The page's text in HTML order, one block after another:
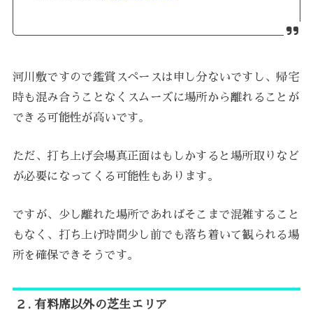
河川敷ですので鑑賞スペースは申し分ないですし、帰宅
時も混み合うことなくスムーズに場所から離れることが
できる可能性が高いです。
ただ、打ち上げ会場真正面はもしかすると場所取りなど
が必要になってくる可能性もあります。
ですが、少し離れた場所であればそこまで混雑すること
もなく、打ち上げ時間少し前でも落ち着いて観られる場
所を確保できそうです。
２. 有料席以外の芝生エリア